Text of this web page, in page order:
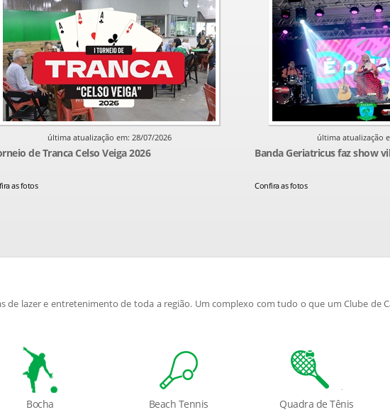
última atualização em: 28/07/2026
de Tranca Celso Veiga 2026
as fotos
última atualização
Banda Geriatricus faz show
Confira as fotos
de lazer e entretenimento de toda a região. Um complexo com tudo o que um Clube de
Bocha Beach Tennis Quadra de Tênis